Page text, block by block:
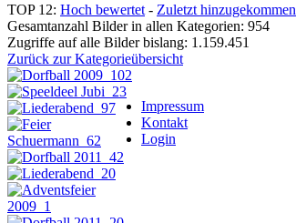
TOP 12: Hoch bewertet - Zuletzt hinzugekommen
Gesamtanzahl Bilder in allen Kategorien: 954
Zugriffe auf alle Bilder bislang: 1.159.451
Zurück zur Kategorieübersicht
Impressum
Kontakt
Login